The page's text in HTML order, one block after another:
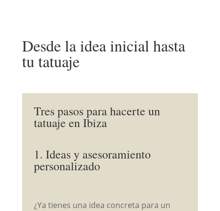
Desde la idea inicial hasta
tu tatuaje
Tres pasos para hacerte un
tatuaje en Ibiza
1. Ideas y asesoramiento
personalizado
¿Ya tienes una idea concreta para un